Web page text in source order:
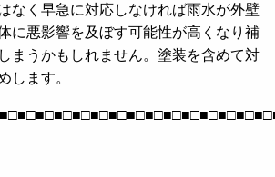
なく早急に対応しなければ雨水が外壁
に悪影響を及ぼす可能性が高くなり補
まうかもしれません。塗装を含めて対
します。